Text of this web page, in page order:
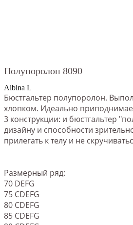
Полупоролон 8090
Albina L
Бюстгальтер полупоролон.
хлопком. Идеально
3 конструкции: и бюстгальтер
дизайну и способности
прилегать к телу и не
Размерный ряд:
70 DEFG
75 СDEFG
80 СDEFG
85 СDEFG